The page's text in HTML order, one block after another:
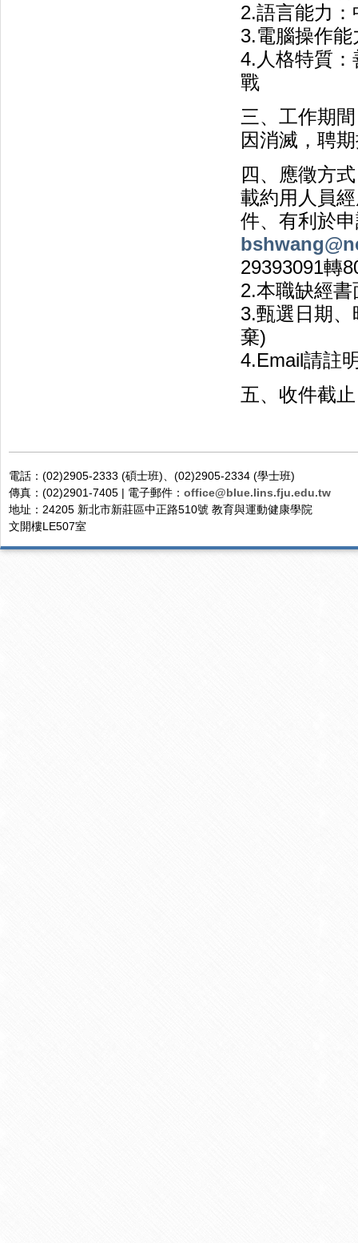
2.語言能力
3.電腦操作
4.人格特質
戰
三、工作期
因消滅，聘
四、應徵方
載約用人員
件、有利於
29393091轉
2.本職缺經
3.甄選日期
棄)
4.Email請註
五、收件截
電話：(02)2905-2333 (碩士班)、(02)2905-2334 (學士班)
傳真：(02)2901-7405 | 電子郵件： office@blue.lins.fju.edu.tw
地址：24205 新北市新莊區中正路510號 教育與運動健康學院
文開樓LE507室